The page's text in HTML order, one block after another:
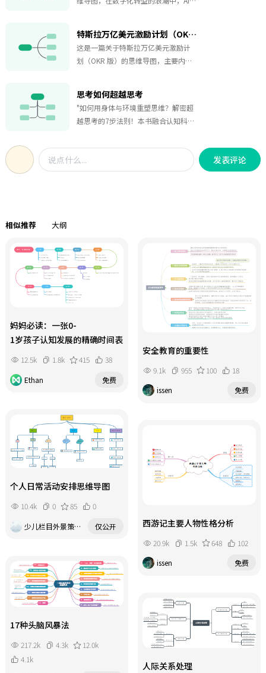
Agent办公自动化的思维导图模板，对
于企业管理人员而言，此模板是规划
与推进办公自动化项目的路线图。它
的定义、与传统RPA的区别、核心能力
和价值，让管理人员清晰了解其优势
与潜力。落地步骤部分，涵盖任务筛
供清晰指引。高频实战场景列举了邮
件与沟通、会议、文档与报告等多个
AI Agent办公自动化系统的技术宝典。
模板中的流程拆解SOP模板、工具选
型模板等内容，为技术人员提供了具
体的工作框架和参考标准，有助于提
高开发效率和质量。对于追求高效办
公的职场人士，此模板是探索和应用
自动化工具的实用手册。通过了解各
个场景的自动化流程和工具，能够更
好地利用AI Agent提升个人工作效率，
特斯拉万亿美元激励计划（OKR 版）
这是一篇关于特斯拉万亿美元激励计
划（OKR 版）的思维导图，主要内容
元股权激励，一、10 年总
OKR（2025-2035），二、阶段 OKR
拆解（按里程碑递进），三、执行保
思考如何超越思考
"如何用身体与环境重塑思维？解密超
越思考的7步法则！本书融合认知科学
辑：从【成长型思维】到【具身认
知】，涵盖学习创新（学徒制/辩论/故
事模拟）、环境设计（神经建筑学/索
群体思维协同，破解专家新手差异，
用身体动作（手势/广播体操）激活大
脑潜能。"
发表评论
相似推荐 大纲
妈妈必读：一张0-
1岁孩子认知发展的精确时间表
12.5k 1.8k 415
38
Ethan
免费
安全教育的重要性
9.1k 955 100
18
issen
免费
个人日常活动安排思维导图
10.4k 0 85
0
少儿栏目外景策划波波老师
仅公开 西游记主要人物性格分析
20.9k 1.5k 648
102
issen
免费
17种头脑风暴法
217.2k 4.3k
12.0k
4.1k
人际关系处理